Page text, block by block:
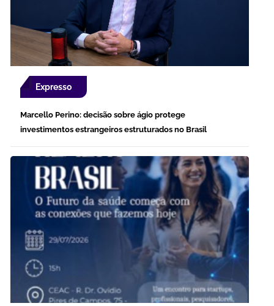
Expresso
Marcello Perino: decisão sobre ágio protege
investimentos estrangeiros estruturados no Brasil